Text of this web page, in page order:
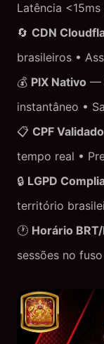
Latência <15ms
🔄 CDN
brasileiros •
💰 PIX Nativo —
instantâneo •
📋 CPF Validado
tempo real •
🔒 LGPD
território
🕐 Horário BRT/
sessões no